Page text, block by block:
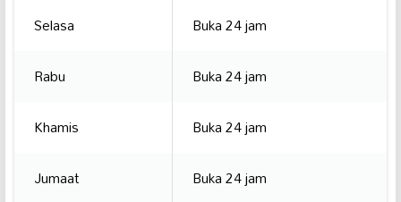
Selasa
Buka 24 jam
Rabu
Buka 24 jam
Khamis
Buka 24 jam
Jumaat
Buka 24 jam